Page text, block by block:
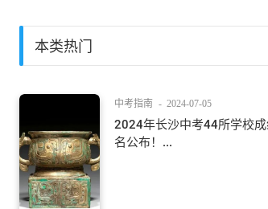
本类热门
中考指南 - 2024-07-05
2024年长沙中考44所学校
名公布！...